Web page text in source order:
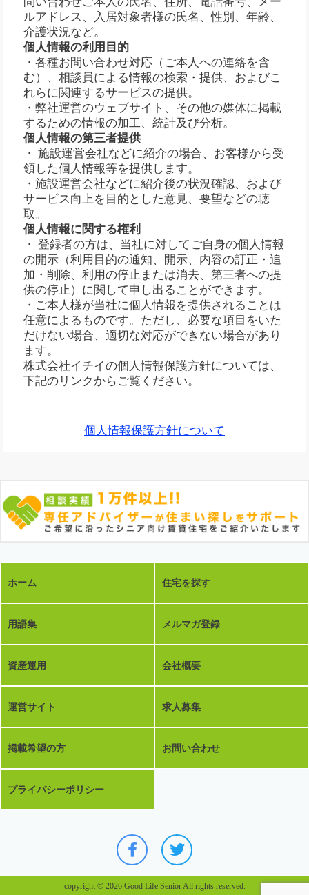
ルアドレス、入居対象者様の氏名、性別、年齢、
介護状況など。
個人情報の利用目的
・各種お問い合わせ対応（ご本人への連絡を含
む）、相談員による情報の検索・提供、およびこ
れらに関連するサービスの提供。
・弊社運営のウェブサイト、その他の媒体に掲載
するための情報の加工、統計及び分析。
個人情報の第三者提供
・ 施設運営会社などに紹介の場合、お客様から受
領した個人情報等を提供します。
・施設運営会社などに紹介後の状況確認、および
サービス向上を目的とした意見、要望などの聴
取。
個人情報に関する権利
・ 登録者の方は、当社に対してご自身の個人情報
の開示（利用目的の通知、開示、内容の訂正・追
加・削除、利用の停止または消去、第三者への提
供の停止）に関して申し出ることができます。
・ご本人様が当社に個人情報を提供されることは
任意によるものです。ただし、必要な項目をいた
だけない場合、適切な対応ができない場合があり
ます。
株式会社イチイの個人情報保護方針については、
下記のリンクからご覧ください。
個人情報保護方針について
ホーム 住宅を探す
用語集 メルマガ登録
資産運用 会社概要
運営サイト 求人募集
掲載希望の方 お問い合わせ
プライバシーポリシー
copyright © 2026 Good Life Senior All rights reserved.